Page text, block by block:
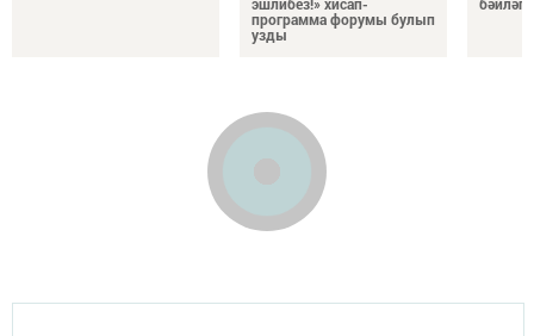
программа форумы булып
узды